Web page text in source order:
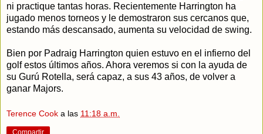
ni practique tantas horas. Recientemente Harrington ha
jugado menos torneos y le demostraron sus cercanos que,
estando más descansado, aumenta su velocidad de swing.
Bien por Padraig Harrington quien estuvo en el infierno del
golf estos últimos años. Ahora veremos si con la ayuda de
su Gurú Rotella, será capaz, a sus 43 años, de volver a
ganar Majors.
Terence Cook a las 11:18 a.m.